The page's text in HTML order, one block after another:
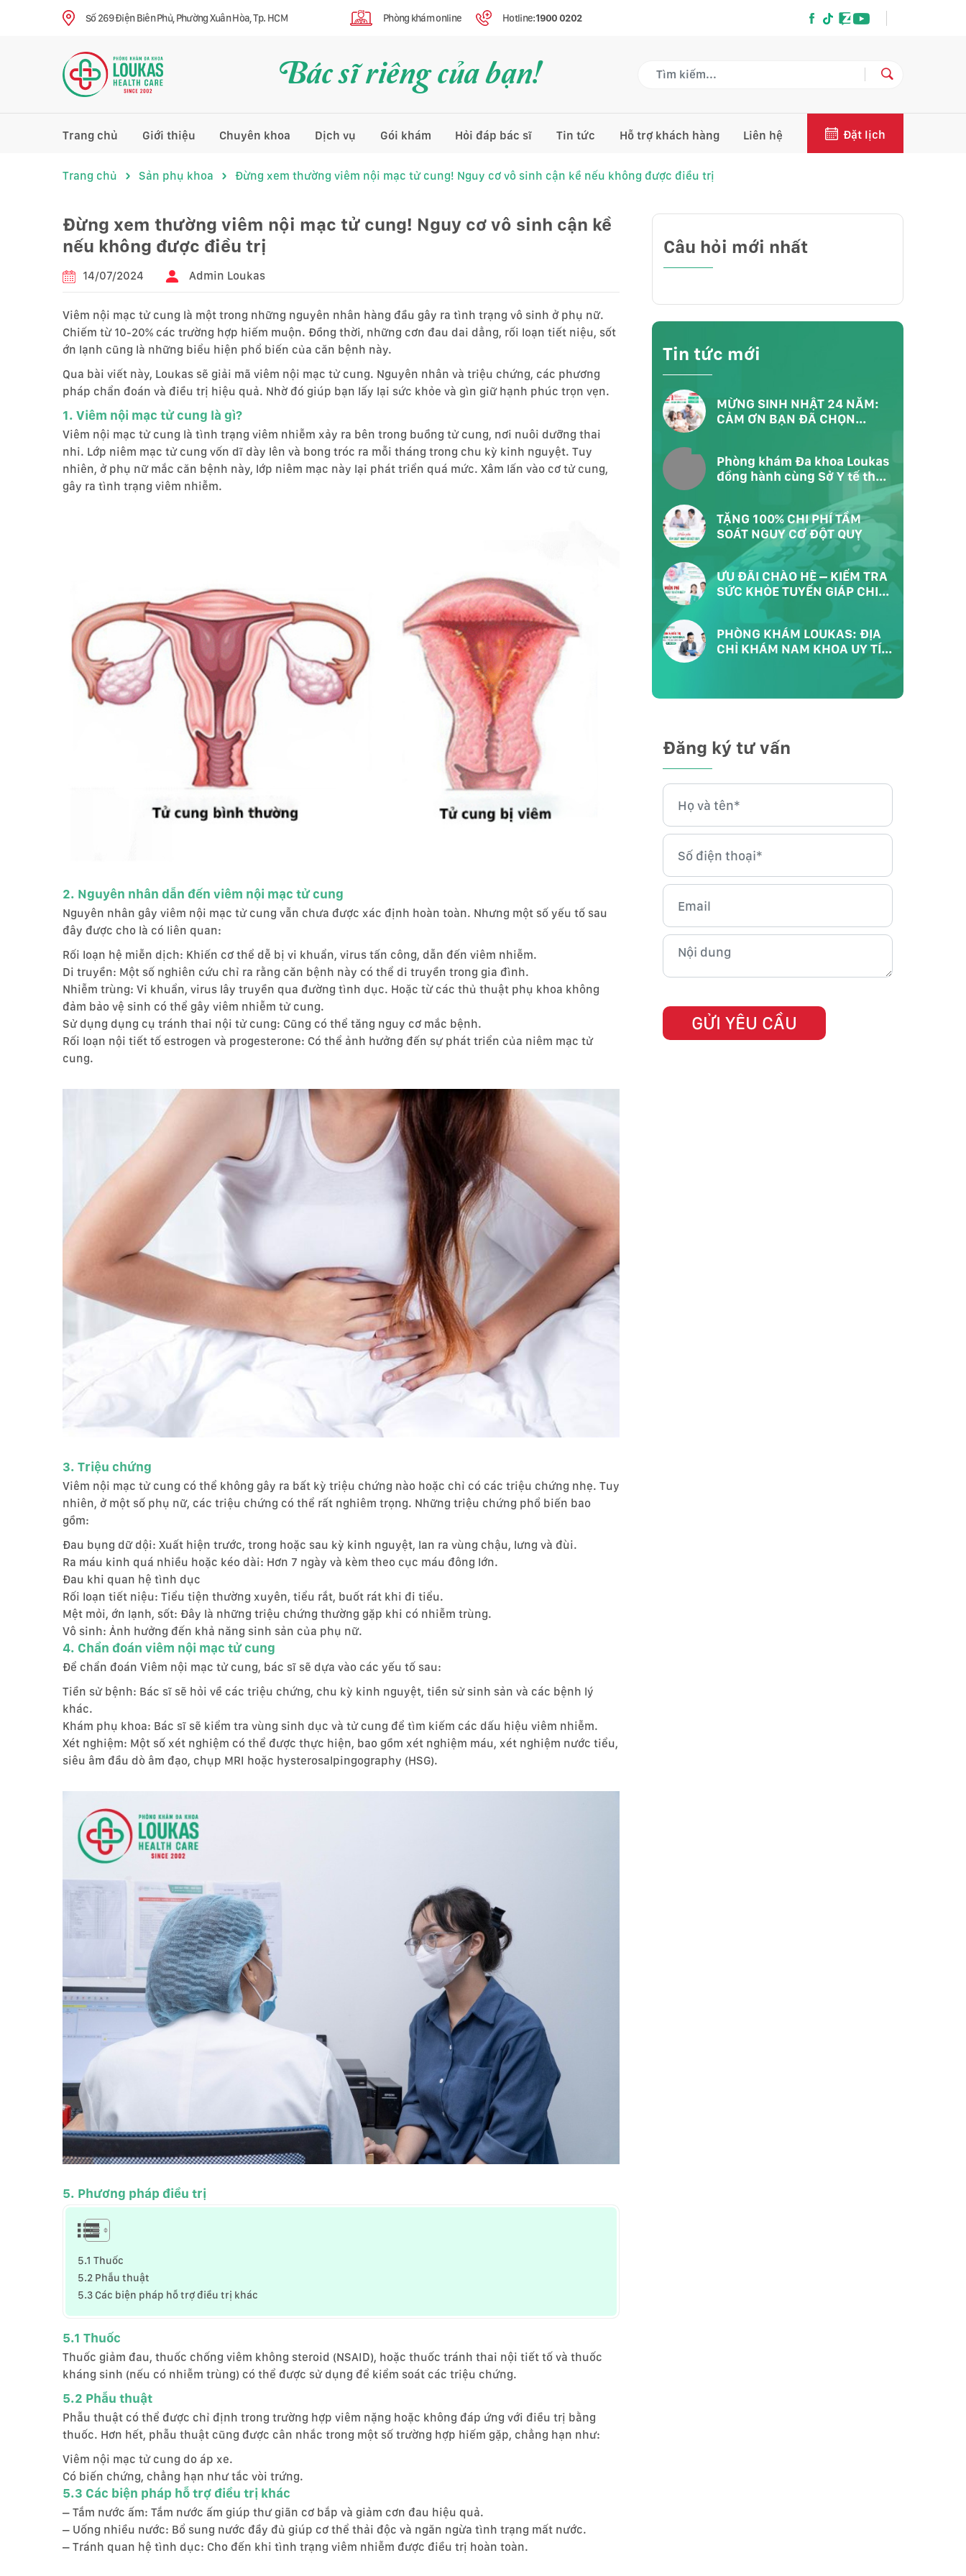
Số 269 Điện Biên Phủ, Phường Xuân Hòa, Tp. HCM Phòng khám online Hotline:1900 0202
Bác sĩ riêng của bạn!
Trang chủ Giới thiệu Chuyên khoa Dịch vụ Gói khám Hỏi đáp bác sĩ Tin tức Hỗ trợ khách hàng Liên hệ Đặt lịch
Trang chủ Sản phụ khoa Đừng xem thường viêm nội mạc tử cung! Nguy cơ vô sinh cận kề nếu không được điều trị
Đừng xem thường viêm nội mạc tử cung! Nguy cơ vô sinh cận kề
nếu không được điều trị
14/07/2024 Admin Loukas
Viêm nội mạc tử cung là một trong những nguyên nhân hàng đầu gây ra tình trạng vô sinh ở phụ nữ.
Chiếm từ 10-20% các trường hợp hiếm muộn. Đồng thời, những cơn đau dai dẳng, rối loạn tiết niệu, sốt
ớn lạnh cũng là những biểu hiện phổ biến của căn bệnh này.
Qua bài viết này, Loukas sẽ giải mã viêm nội mạc tử cung. Nguyên nhân và triệu chứng, các phương
pháp chẩn đoán và điều trị hiệu quả. Nhờ đó giúp bạn lấy lại sức khỏe và gìn giữ hạnh phúc trọn vẹn.
1. Viêm nội mạc tử cung là gì?
Viêm nội mạc tử cung là tình trạng viêm nhiễm xảy ra bên trong buồng tử cung, nơi nuôi dưỡng thai
nhi. Lớp niêm mạc tử cung vốn dĩ dày lên và bong tróc ra mỗi tháng trong chu kỳ kinh nguyệt. Tuy
nhiên, ở phụ nữ mắc căn bệnh này, lớp niêm mạc này lại phát triển quá mức. Xâm lấn vào cơ tử cung,
gây ra tình trạng viêm nhiễm.
2. Nguyên nhân dẫn đến viêm nội mạc tử cung
Nguyên nhân gây viêm nội mạc tử cung vẫn chưa được xác định hoàn toàn. Nhưng một số yếu tố sau
đây được cho là có liên quan:
Rối loạn hệ miễn dịch: Khiến cơ thể dễ bị vi khuẩn, virus tấn công, dẫn đến viêm nhiễm.
Di truyền: Một số nghiên cứu chỉ ra rằng căn bệnh này có thể di truyền trong gia đình.
Nhiễm trùng: Vi khuẩn, virus lây truyền qua đường tình dục. Hoặc từ các thủ thuật phụ khoa không
đảm bảo vệ sinh có thể gây viêm nhiễm tử cung.
Sử dụng dụng cụ tránh thai nội tử cung: Cũng có thể tăng nguy cơ mắc bệnh.
Rối loạn nội tiết tố estrogen và progesterone: Có thể ảnh hưởng đến sự phát triển của niêm mạc tử
cung.
3. Triệu chứng
Viêm nội mạc tử cung có thể không gây ra bất kỳ triệu chứng nào hoặc chỉ có các triệu chứng nhẹ. Tuy
nhiên, ở một số phụ nữ, các triệu chứng có thể rất nghiêm trọng. Những triệu chứng phổ biến bao
gồm:
Đau bụng dữ dội: Xuất hiện trước, trong hoặc sau kỳ kinh nguyệt, lan ra vùng chậu, lưng và đùi.
Ra máu kinh quá nhiều hoặc kéo dài: Hơn 7 ngày và kèm theo cục máu đông lớn.
Đau khi quan hệ tình dục
Rối loạn tiết niệu: Tiểu tiện thường xuyên, tiểu rắt, buốt rát khi đi tiểu.
Mệt mỏi, ớn lạnh, sốt: Đây là những triệu chứng thường gặp khi có nhiễm trùng.
Vô sinh: Ảnh hưởng đến khả năng sinh sản của phụ nữ.
4. Chẩn đoán viêm nội mạc tử cung
Để chẩn đoán Viêm nội mạc tử cung, bác sĩ sẽ dựa vào các yếu tố sau:
Tiền sử bệnh: Bác sĩ sẽ hỏi về các triệu chứng, chu kỳ kinh nguyệt, tiền sử sinh sản và các bệnh lý
khác.
Khám phụ khoa: Bác sĩ sẽ kiểm tra vùng sinh dục và tử cung để tìm kiếm các dấu hiệu viêm nhiễm.
Xét nghiệm: Một số xét nghiệm có thể được thực hiện, bao gồm xét nghiệm máu, xét nghiệm nước tiểu,
siêu âm đầu dò âm đạo, chụp MRI hoặc hysterosalpingography (HSG).
5. Phương pháp điều trị
5.1 Thuốc
5.2 Phẫu thuật
5.3 Các biện pháp hỗ trợ điều trị khác
5.1 Thuốc
Thuốc giảm đau, thuốc chống viêm không steroid (NSAID), hoặc thuốc tránh thai nội tiết tố và thuốc
kháng sinh (nếu có nhiễm trùng) có thể được sử dụng để kiểm soát các triệu chứng.
5.2 Phẫu thuật
Phẫu thuật có thể được chỉ định trong trường hợp viêm nặng hoặc không đáp ứng với điều trị bằng
thuốc. Hơn hết, phẫu thuật cũng được cân nhắc trong một số trường hợp hiếm gặp, chẳng hạn như:
Viêm nội mạc tử cung do áp xe.
Có biến chứng, chẳng hạn như tắc vòi trứng.
5.3 Các biện pháp hỗ trợ điều trị khác
– Tắm nước ấm: Tắm nước ấm giúp thư giãn cơ bắp và giảm cơn đau hiệu quả.
– Uống nhiều nước: Bổ sung nước đầy đủ giúp cơ thể thải độc và ngăn ngừa tình trạng mất nước.
– Tránh quan hệ tình dục: Cho đến khi tình trạng viêm nhiễm được điều trị hoàn toàn.
Câu hỏi mới nhất
Tin tức mới
MỪNG SINH NHẬT 24 NĂM:
CẢM ƠN BẠN ĐÃ CHỌN
Phòng khám Đa khoa Loukas
đồng hành cùng Sở Y tế thực
hiện chương trình khám sức
khỏe toàn dân tại Phường
Bàn Cờ TP.HCM
TẶNG 100% CHI PHÍ TẦM
SOÁT NGUY CƠ ĐỘT QUỴ
ƯU ĐÃI CHÀO HÈ – KIỂM TRA
SỨC KHỎE TUYẾN GIÁP CHI
PHÒNG KHÁM LOUKAS: ĐỊA
CHỈ KHÁM NAM KHOA UY TÍN
Đăng ký tư vấn